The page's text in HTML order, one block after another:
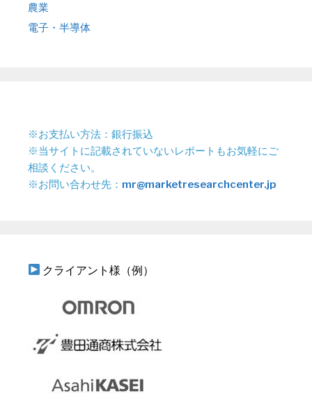
農業
電子・半導体
※お支払い方法：銀行振込
※当サイトに記載されていないレポートもお気軽にご
相談ください。
※お問い合わせ先： mr@marketresearchcenter.jp
クライアント様（例）